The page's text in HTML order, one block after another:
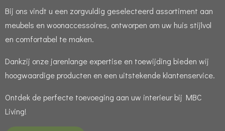
Bij ons vindt u een zorgvuldig geselecteerd assortiment aan
meubels en woonaccessoires, ontworpen om uw huis stijlvol
en comfortabel te maken.
Dankzij onze jarenlange expertise en toewijding bieden wij
hoogwaardige producten en een uitstekende klantenservice.
Ontdek de perfecte toevoeging aan uw interieur bij MBC
Living!